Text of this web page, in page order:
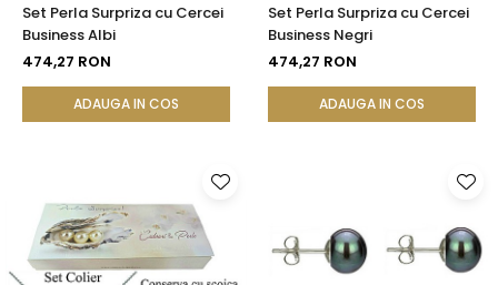
Set Perla Surpriza cu Cercei
Business Albi
474,27 RON
ADAUGA IN COS
Set Perla Surpriza cu Cercei
Business Negri
474,27 RON
ADAUGA IN COS